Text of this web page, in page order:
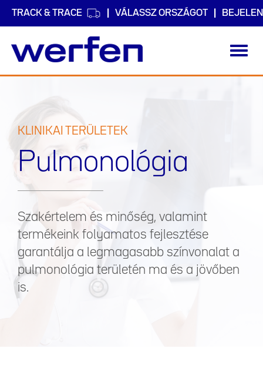
TRACK & TRACE VÁLASSZ ORSZÁGOT
tartalomra
KLINIKAI TERÜLETEK
Pulmonológia
Szakértelem és minőség, valamint
termékeink folyamatos fejlesztése
garantálja a legmagasabb színvonalat a
pulmonológia területén ma és a jövőben
is.